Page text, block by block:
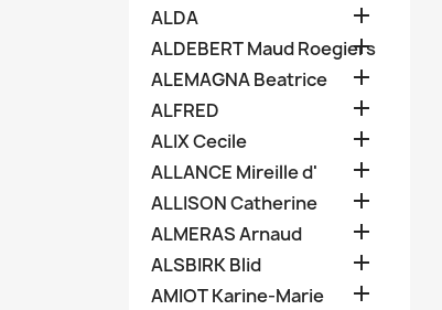
ALDA 
ALDEBERT Maud Roegiers

ALEMAGNA Beatrice 
ALFRED 
ALIX Cecile 
ALLANCE Mireille d' 
ALLISON Catherine 
ALMERAS Arnaud 
ALSBIRK Blid 
AMIOT Karine-Marie 